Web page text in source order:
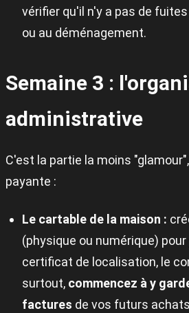
vérifier qu'il n'y a pas de
ou au déménagement.
Semaine 3 :
administrative
C'est la partie la moins
payante :
Le cartable de la maison :
(physique ou numérique)
certificat de localisation, le
surtout, commencez à y
factures de vos futurs